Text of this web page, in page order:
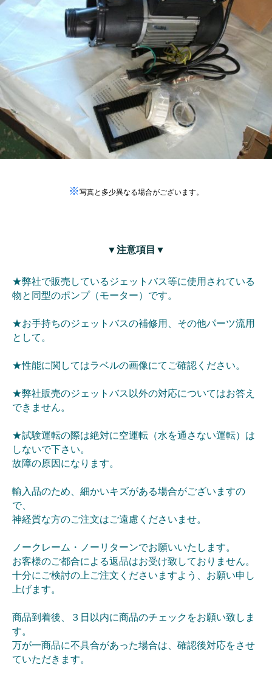
※写真と多少異なる場合がございます。
▼注意項目▼
★弊社で販売しているジェットバス等に使用されている
物と同型のポンプ（モーター）です。
★お手持ちのジェットバスの補修用、その他パーツ流用
として。
★性能に関してはラベルの画像にてご確認ください。
★弊社販売のジェットバス以外の対応についてはお答え
できません。
★試験運転の際は絶対に空運転（水を通さない運転）は
しないで下さい。
故障の原因になります。
輸入品のため、細かいキズがある場合がございますの
で、
神経質な方のご注文はご遠慮くださいませ。
ノークレーム・ノーリターンでお願いいたします。
お客様のご都合による返品はお受け致しておりません。
十分にご検討の上ご注文くださいますよう、お願い申し
上げます。
商品到着後、３日以内に商品のチェックをお願い致しま
す。
万が一商品に不具合があった場合は、確認後対応をさせ
ていただきます。